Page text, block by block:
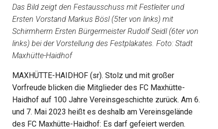
Das Bild zeigt den Festausschuss mit Festleiter und
Ersten Vorstand Markus Bösl (5ter von links) mit
Schirmherrn Ersten Bürgermeister Rudolf Seidl (6ter von
links) bei der Vorstellung des Festplakates. Foto: Stadt
Maxhütte-Haidhof
MAXHÜTTE-HAIDHOF (sr). Stolz und mit großer
Vorfreude blicken die Mitglieder des FC Maxhütte-
Haidhof auf 100 Jahre Vereinsgeschichte zurück. Am 6.
und 7. Mai 2023 heißt es deshalb am Vereinsgelände
des FC Maxhütte-Haidhof: Es darf gefeiert werden.